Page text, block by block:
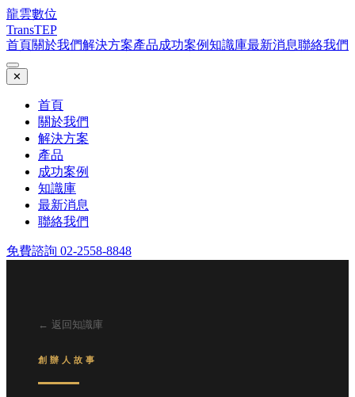
龍雲數位
TransTEP
首頁關於我們解決方案產品成功案例知識庫最新消息聯絡我們
✕
首頁
關於我們
解決方案
產品
成功案例
知識庫
最新消息
聯絡我們
免費諮詢 02-2558-8848
← 返回知識庫
創辦人故事